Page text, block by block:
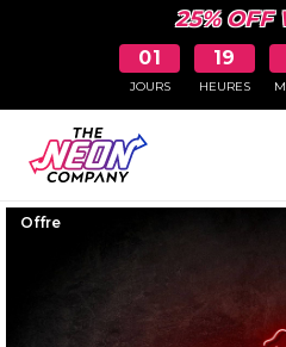
25% OFF
01
JOURS
19
HEURES
Offre